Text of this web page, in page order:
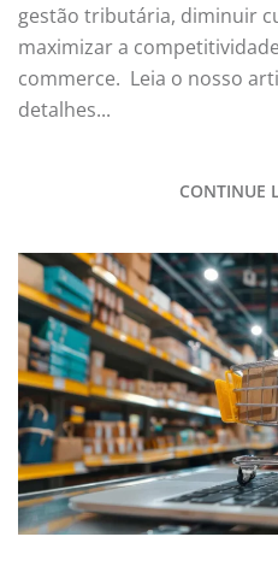
gestão tributária, diminuir
maximizar a
commerce. Leia o nosso
detalhes...
CONTINUE